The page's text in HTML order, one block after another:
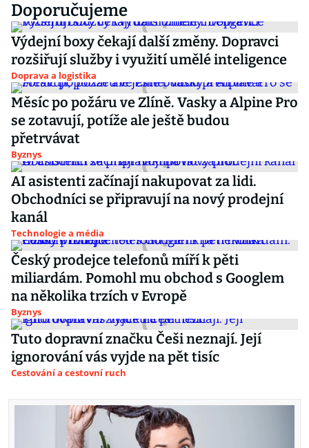
Doporučujeme
Výdejní boxy čekají další změny. Dopravci
rozšiřují služby i využití umělé inteligence
Doprava a logistika
Měsíc po požáru ve Zlíně. Vasky a Alpine Pro
se zotavují, potíže ale ještě budou
přetrvávat
Byznys
AI asistenti začínají nakupovat za lidi.
Obchodníci se připravují na nový prodejní
kanál
Technologie a média
Český prodejce telefonů míří k pěti
miliardám. Pomohl mu obchod s Googlem
na několika trzích v Evropě
Byznys
Tuto dopravní značku Češi neznají. Její
ignorování vás vyjde na pět tisíc
Cestování a cestovní ruch